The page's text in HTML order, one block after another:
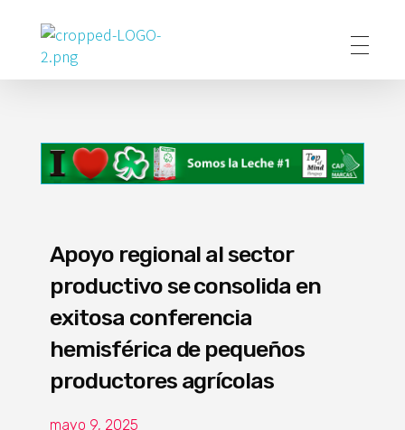
Poder Agropecuario
Apoyo regional al sector
productivo se consolida en
exitosa conferencia
hemisférica de pequeños
productores agrícolas
mayo 9, 2025